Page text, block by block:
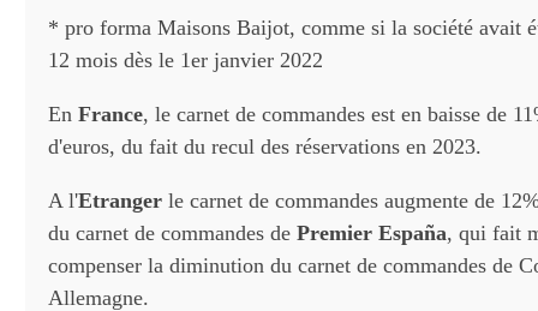
* pro forma Maisons Baijot, comme si la société avait
12 mois dès le 1er janvier 2022
En France, le carnet de commandes est en baisse de
d'euros, du fait du recul des réservations en 2023.
A l'Etranger le carnet de commandes augmente de
du carnet de commandes de Premier España, qui fait
compenser la diminution du carnet de commandes de
Allemagne.